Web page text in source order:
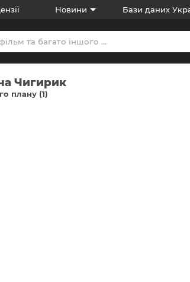
Новини Бази даних
Чигирик
плану (1)